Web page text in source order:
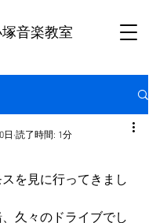
音楽教室
日 読了時間: 1分
を見に行ってきまし
久々のドライブでし